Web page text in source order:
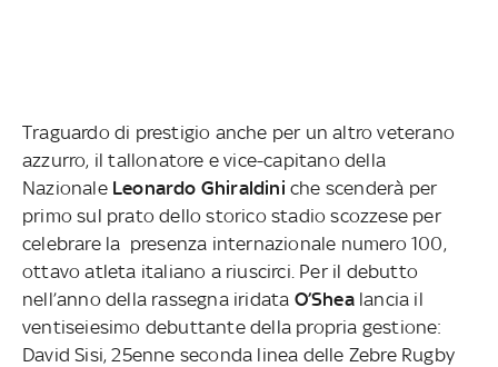
Traguardo di prestigio anche per un altro veterano
azzurro, il tallonatore e vice-capitano della
Nazionale Leonardo Ghiraldini che scenderà per
primo sul prato dello storico stadio scozzese per
celebrare la presenza internazionale numero 100,
ottavo atleta italiano a riuscirci. Per il debutto
nell’anno della rassegna iridata O’Shealancia il
ventiseiesimo debuttante della propria gestione:
David Sisi, 25enne seconda linea delle Zebre Rugby